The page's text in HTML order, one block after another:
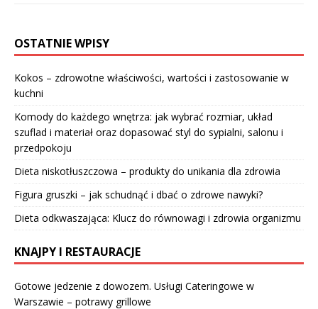
OSTATNIE WPISY
Kokos – zdrowotne właściwości, wartości i zastosowanie w
kuchni
Komody do każdego wnętrza: jak wybrać rozmiar, układ
szuflad i materiał oraz dopasować styl do sypialni, salonu i
przedpokoju
Dieta niskotłuszczowa – produkty do unikania dla zdrowia
Figura gruszki – jak schudnąć i dbać o zdrowe nawyki?
Dieta odkwaszająca: Klucz do równowagi i zdrowia organizmu
KNAJPY I RESTAURACJE
Gotowe jedzenie z dowozem. Usługi Cateringowe w
Warszawie – potrawy grillowe